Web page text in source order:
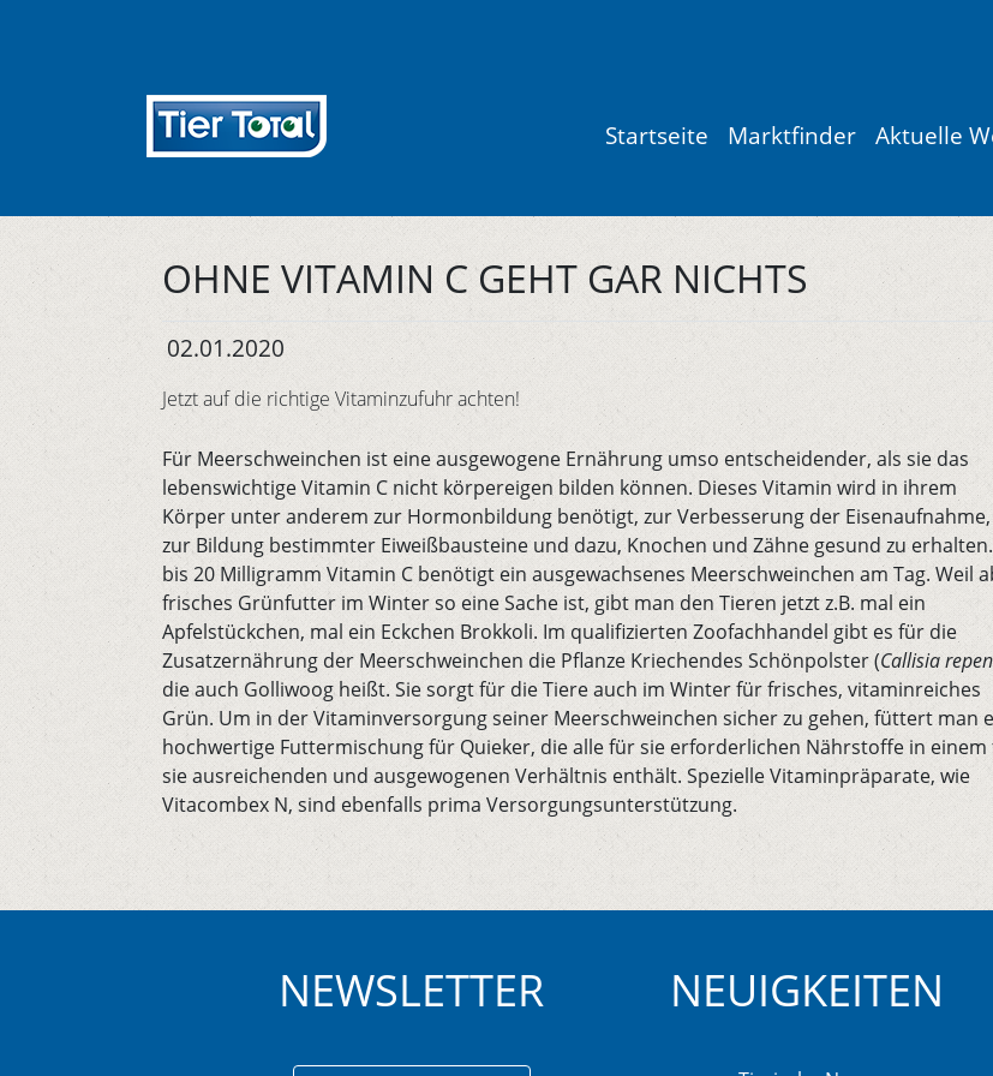
Startseite Marktfinder Aktuelle
OHNE VITAMIN C GEHT GAR NICHTS
02.01.2020
Jetzt auf die richtige Vitaminzufuhr achten!
Für Meerschweinchen ist eine ausgewogene Ernährung umso entscheidender, als sie das
lebenswichtige Vitamin C nicht körpereigen bilden können. Dieses Vitamin wird in ihrem
Körper unter anderem zur Hormonbildung benötigt, zur Verbesserung der Eisenaufnahme,
zur Bildung bestimmter Eiweißbausteine und dazu, Knochen und Zähne gesund zu
bis 20 Milligramm Vitamin C benötigt ein ausgewachsenes Meerschweinchen am Tag. Weil
frisches Grünfutter im Winter so eine Sache ist, gibt man den Tieren jetzt z.B. mal ein
Apfelstückchen, mal ein Eckchen Brokkoli. Im qualifizierten Zoofachhandel gibt es für die
Zusatzernährung der Meerschweinchen die Pflanze Kriechendes Schönpolster (Callisia
die auch Golliwoog heißt. Sie sorgt für die Tiere auch im Winter für frisches, vitaminreiches
Grün. Um in der Vitaminversorgung seiner Meerschweinchen sicher zu gehen, füttert man
hochwertige Futtermischung für Quieker, die alle für sie erforderlichen Nährstoffe in
sie ausreichenden und ausgewogenen Verhältnis enthält. Spezielle Vitaminpräparate, wie
Vitacombex N, sind ebenfalls prima Versorgungsunterstützung.
NEWSLETTER NEUIGKEITEN